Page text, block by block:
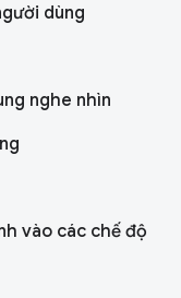
dùng
nghe nhìn
vào các chế độ